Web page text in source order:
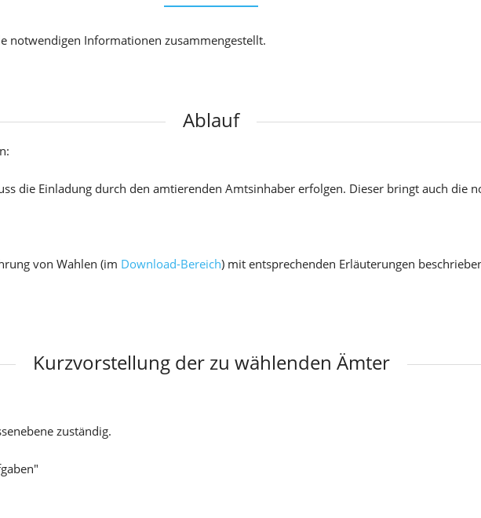
Information für Schulanfänger 2026/2027
notwendigen Informationen zusammengestellt.
Ablauf
die Einladung durch den amtierenden Amtsinhaber erfolgen. Dieser bringt auch die
von Wahlen (im Download-Bereich) mit entsprechenden Erläuterungen
Kurzvorstellung der zu wählenden Ämter
zuständig.